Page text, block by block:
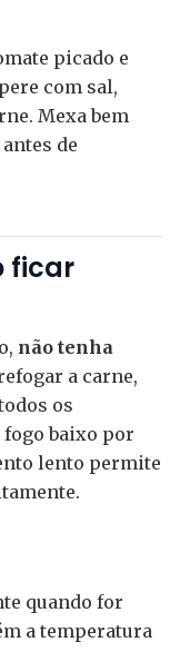
picado e
com sal,
Mexa bem
de
ficar
não tenha
a carne,
os
baixo por
lento permite
quando for
a temperatura